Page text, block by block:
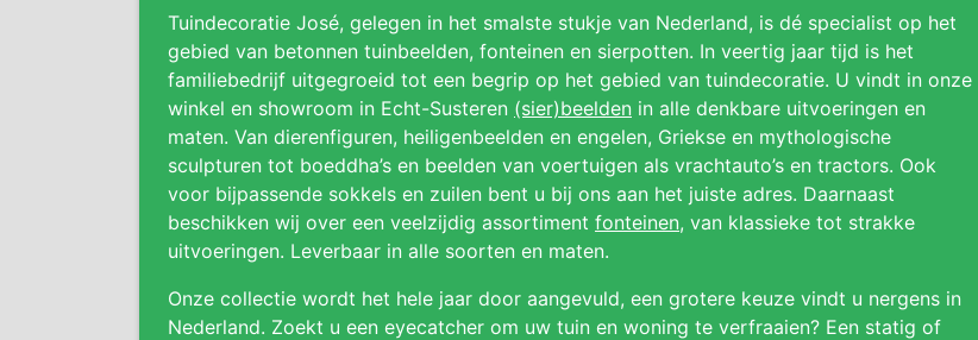
Tuindecoratie José, gelegen in het smalste stukje van Nederland, is dé specialist op het
gebied van betonnen tuinbeelden, fonteinen en sierpotten. In veertig jaar tijd is het
familiebedrijf uitgegroeid tot een begrip op het gebied van tuindecoratie. U vindt in onze
winkel en showroom in Echt-Susteren (sier)beelden in alle denkbare uitvoeringen en
maten. Van dierenfiguren, heiligenbeelden en engelen, Griekse en mythologische
sculpturen tot boeddha’s en beelden van voertuigen als vrachtauto’s en tractors. Ook
voor bijpassende sokkels en zuilen bent u bij ons aan het juiste adres. Daarnaast
beschikken wij over een veelzijdig assortiment fonteinen, van klassieke tot strakke
uitvoeringen. Leverbaar in alle soorten en maten.
Onze collectie wordt het hele jaar door aangevuld, een grotere keuze vindt u nergens in
Nederland. Zoekt u een eyecatcher om uw tuin en woning te verfraaien? Een statig of